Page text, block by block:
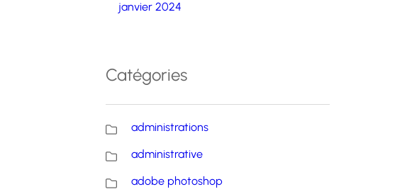
janvier 2024
Catégories
administrations
administrative
adobe photoshop